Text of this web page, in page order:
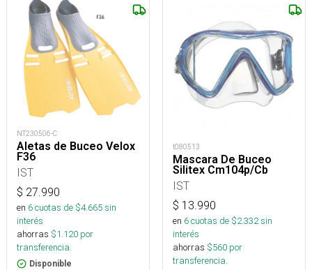
NT230506-C
Aletas de Buceo Velox
F36
IST
$ 27.990
en 6cuotas de $4.665sin
interés
ahorras $1.120 por
transferencia.
Disponible
t080513
Mascara De Buceo
Silitex Cm104p/Cb
IST
$ 13.990
en 6cuotas de $2.332sin
interés
ahorras $560 por
transferencia.